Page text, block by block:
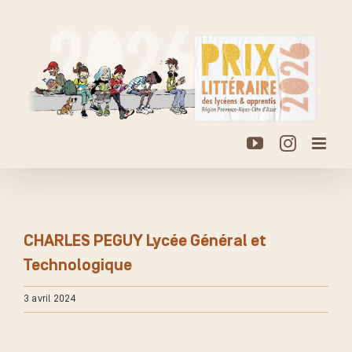
YouTube
CHARLES PEGUY Lycée Général et
Technologique
3 avril 2024